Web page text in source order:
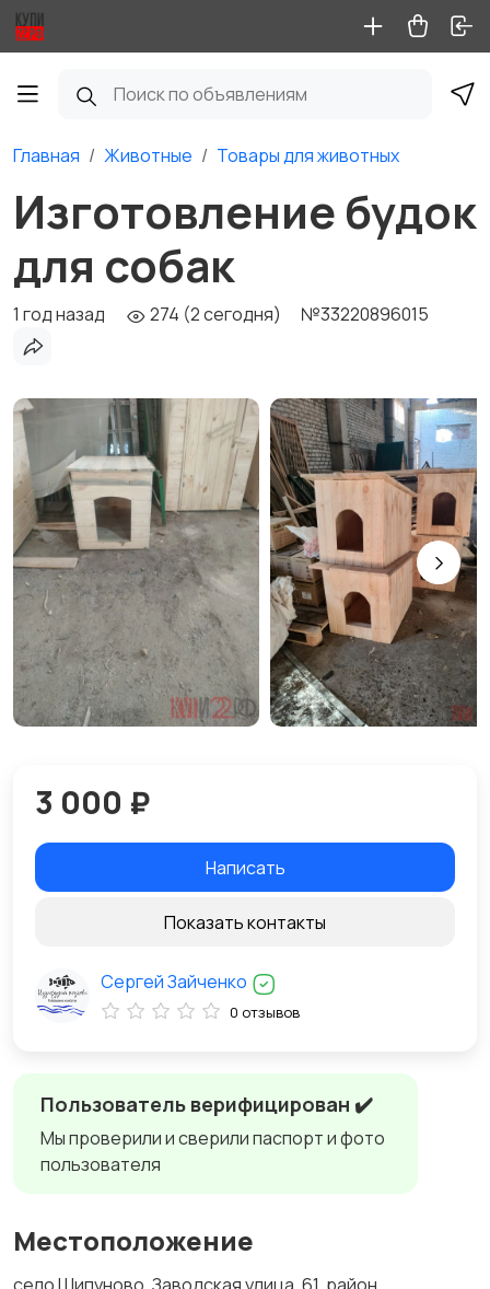
Главная Животные Товары для животных
Изготовление будок
для собак
1 год назад 274 (2 сегодня) №33220896015
Пользователь верифицирован ✔️
Мы проверили и сверили паспорт и фото
пользователя
Местоположение
3 000 ₽
Написать
Показать контакты
Сергей Зайченко
0 отзывов